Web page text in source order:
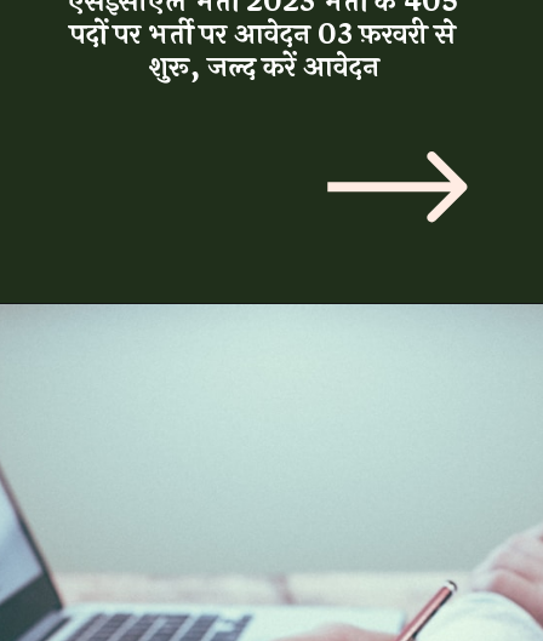
पदों पर भर्ती पर आवेदन 03 फ़रवरी से
शुरू, जल्द करें आवेदन